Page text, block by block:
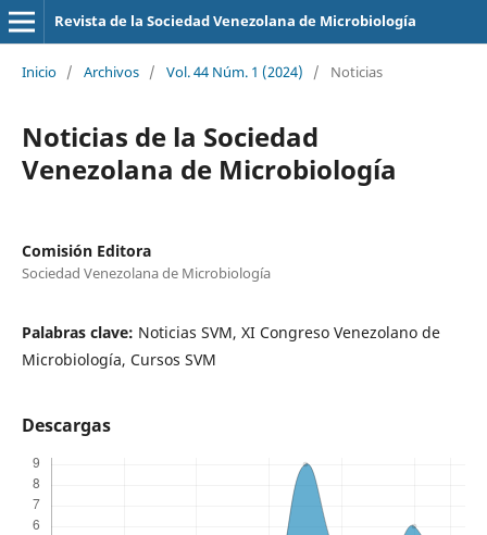
Revista de la Sociedad Venezolana de Microbiología
Inicio / Archivos / Vol. 44 Núm. 1 (2024) / Noticias
Noticias de la Sociedad
Venezolana de Microbiología
Comisión Editora
Sociedad Venezolana de Microbiología
Palabras clave: Noticias SVM, XI Congreso Venezolano de
Microbiología, Cursos SVM
Descargas